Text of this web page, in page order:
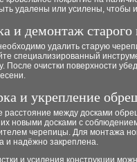
удалены или усилены, чтобы
и демонтаж
удалить старую
специализированный
После очистки поверхности
и укрепление
расстояние между досками
новыми досками с
черепицы. Для монтажа
и надёжно закреплена.
и усиления конструкции